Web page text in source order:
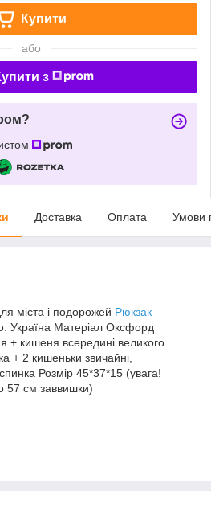
Купити
або
з
Доставка Оплата Умови
міста і подорожей Рюкзак
Україна Матеріал Оксфорд
+ кишеня всередині великого
+ 2 кишеньки звичайні,
Розмір 45*37*15 (увага!
57 см заввишки)